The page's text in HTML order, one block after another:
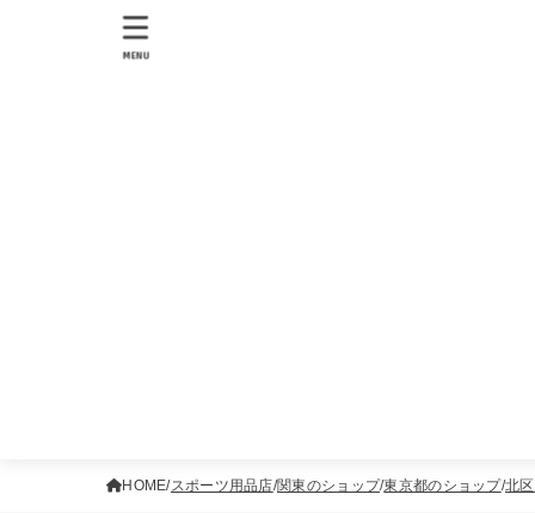
MENU
HOME スポーツ用品店 関東のショップ 東京都のショップ 北